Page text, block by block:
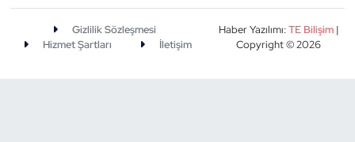
Gizlilik Sözleşmesi
Hizmet Şartları
İletişim
Haber Yazılımı:TE Bilişim|
Copyright © 2026